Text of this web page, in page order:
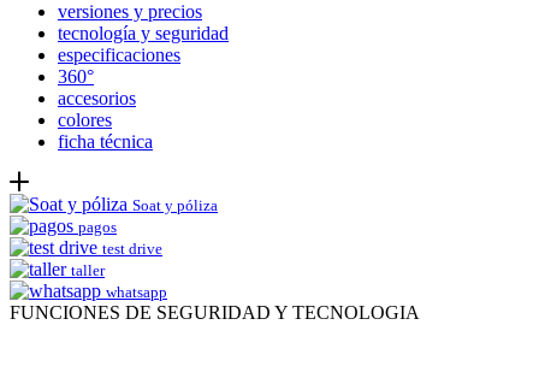
versiones y precios
tecnología y seguridad
especificaciones
360°
accesorios
colores
ficha técnica
Soat y póliza
pagos
test drive
taller
whatsapp
FUNCIONES DE SEGURIDAD Y TECNOLOGIA